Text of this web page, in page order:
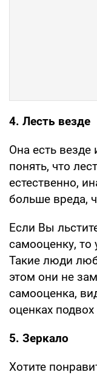
4. Лесть везде
Она есть везде
понять, что
естественно,
больше вреда,
Если Вы
самооценку, то
Такие люди
этом они не
самооценка,
оценках
5. Зеркало
Хотите